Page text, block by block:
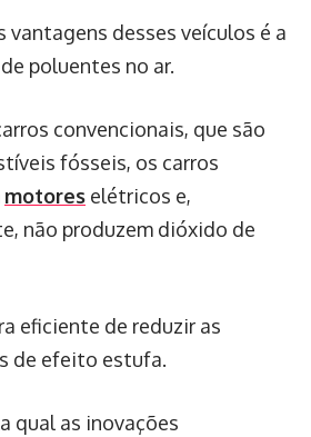
vantagens desses veículos é a
poluentes no ar.
convencionais, que são
fósseis, os carros
motores elétricos e,
não produzem dióxido de
eficiente de reduzir as
de efeito estufa.
qual as inovações